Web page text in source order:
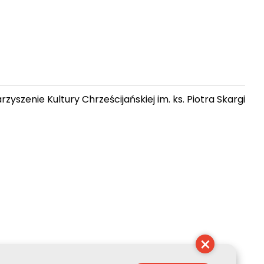
Kultury Chrześcijańskiej im. ks. Piotra Skargi
×